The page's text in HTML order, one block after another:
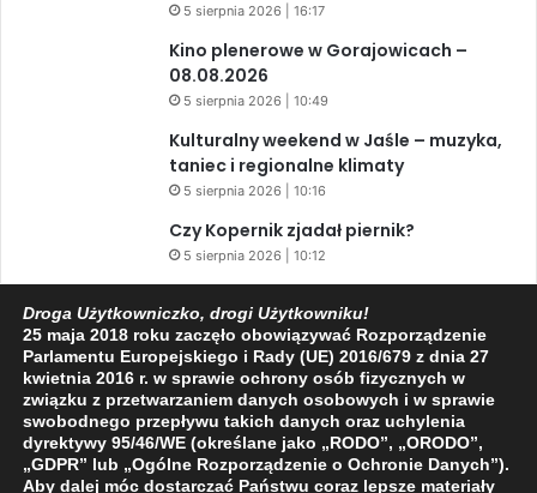
5 sierpnia 2026 | 16:17
Kino plenerowe w Gorajowicach –
08.08.2026
5 sierpnia 2026 | 10:49
Kulturalny weekend w Jaśle – muzyka,
taniec i regionalne klimaty
5 sierpnia 2026 | 10:16
Czy Kopernik zjadał piernik?
5 sierpnia 2026 | 10:12
niesamowite zjawiska astronomiczne
w ciągu jednego dnia!
3 sierpnia 2026 | 15:39
Facebook
X YouTube
Droga Użytkowniczko, drogi Użytkowniku!
25 maja 2018 roku zaczęło obowiązywać Rozporządzenie
Parlamentu Europejskiego i Rady (UE) 2016/679 z dnia 27
kwietnia 2016 r. w sprawie ochrony osób fizycznych w
związku z przetwarzaniem danych osobowych i w sprawie
swobodnego przepływu takich danych oraz uchylenia
dyrektywy 95/46/WE (określane jako „RODO”, „ORODO”,
„GDPR” lub „Ogólne Rozporządzenie o Ochronie Danych”).
Aby dalej móc dostarczać Państwu coraz lepsze materiały